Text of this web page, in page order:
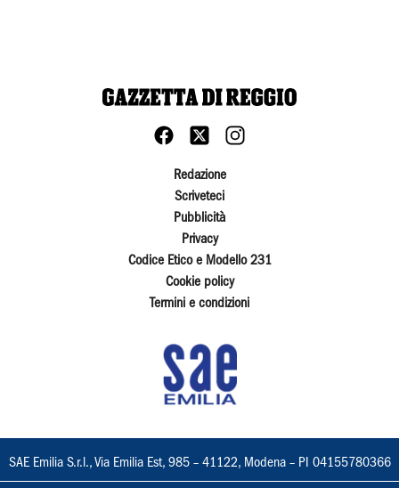
Redazione
Scriveteci
Pubblicità
Privacy
Codice Etico e Modello 231
Cookie policy
Termini e condizioni
SAE Emilia S.r.l., Via Emilia Est, 985 – 41122, Modena – PI 04155780366